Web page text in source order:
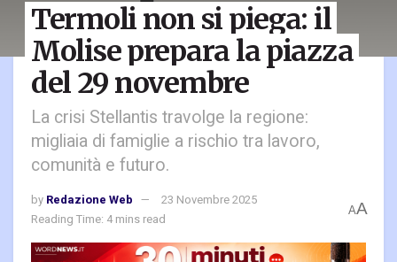
Termoli non si piega: il
Molise prepara la piazza
del 29 novembre
La crisi Stellantis travolge la regione:
migliaia di famiglie a rischio tra lavoro,
comunità e futuro.
by Redazione Web
23 Novembre 2025
Reading Time: 4 mins read
AA